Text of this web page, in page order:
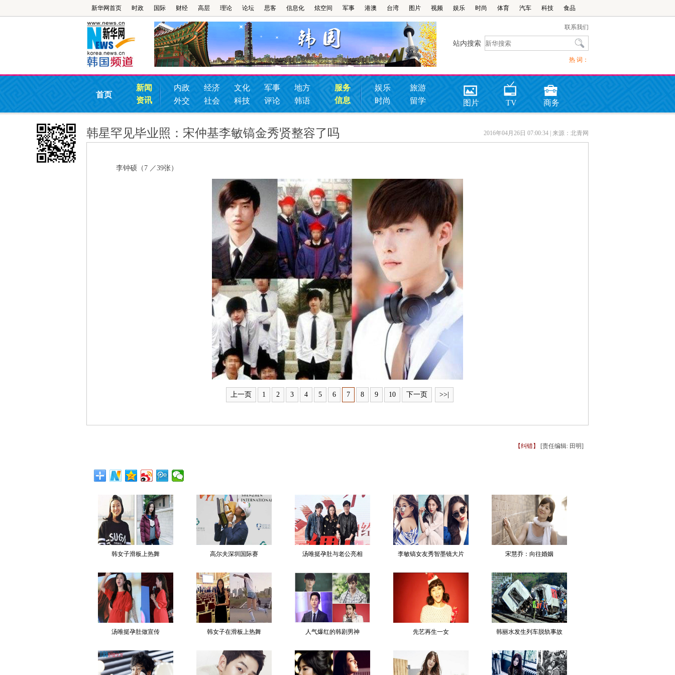
新华网首页 时政 国际 财经 高层 理论 论坛 思客 信息化 炫空间 军事 港澳 台湾 图片 视频 娱乐 时尚 体育 汽车 科技 食品
联系我们
站内搜索
热 词：
首页
新闻
资讯
内政 经济 文化 军事
地方
外交
社会 科技 评论 韩语
服务
信息
娱乐
旅游
时尚
留学 图片 TV 商务
韩星罕见毕业照：宋仲基李敏镐金秀贤整容了吗 2016年04月26日 07:00:34 | 来源：北青网
李钟硕（7 ／39张）
上一页 1 2 3 4 5 6 7 8 9 10 下一页 >>|
【纠错】 [责任编辑: 田明]
韩女子滑板上热舞 高尔夫深圳国际赛 汤唯挺孕肚与老公亮相 李敏镐女友秀智墨镜大片 宋慧乔：向往婚姻
汤唯挺孕肚做宣传 韩女子在滑板上热舞 人气爆红的韩剧男神 先艺再生一女 韩丽水发生列车脱轨事故